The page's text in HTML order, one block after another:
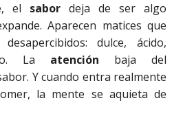
el sabor deja de ser algo
Aparecen matices que
dulce, ácido,
La atención baja del
Y cuando entra realmente
la mente se aquieta de